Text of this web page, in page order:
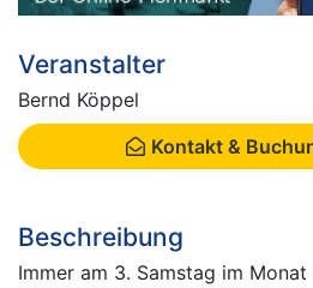
Veranstalter
Bernd Köppel
Kontakt &
Beschreibung
Immer am 3. Samstag im